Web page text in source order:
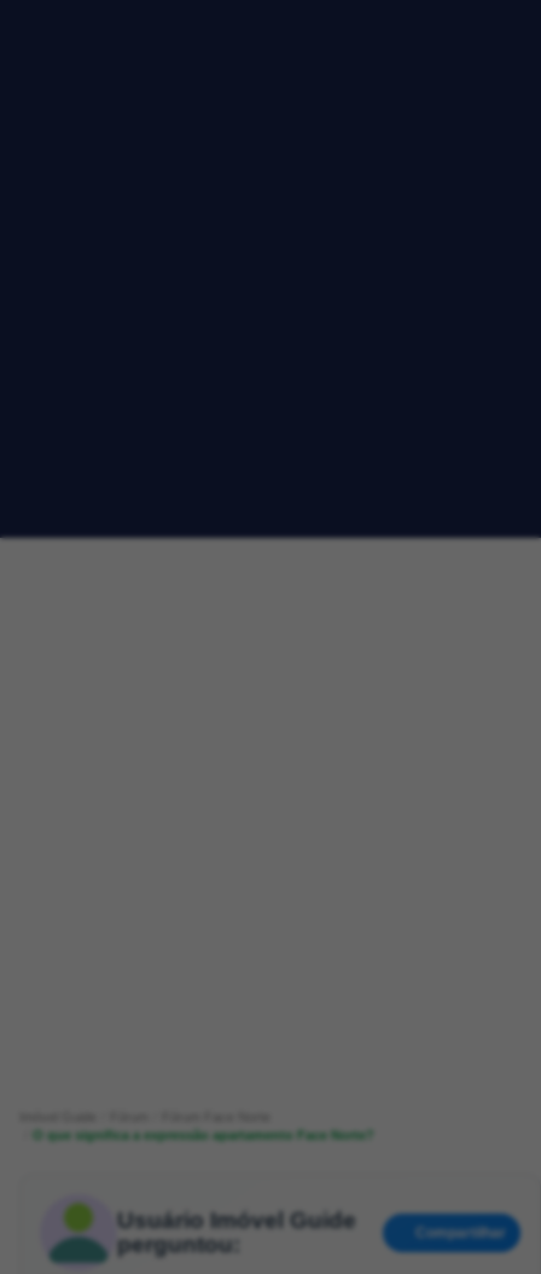
O que significa a expressão apartamento Face Norte?
Usuário Imóvel Guide
perguntou:
Compartilhar